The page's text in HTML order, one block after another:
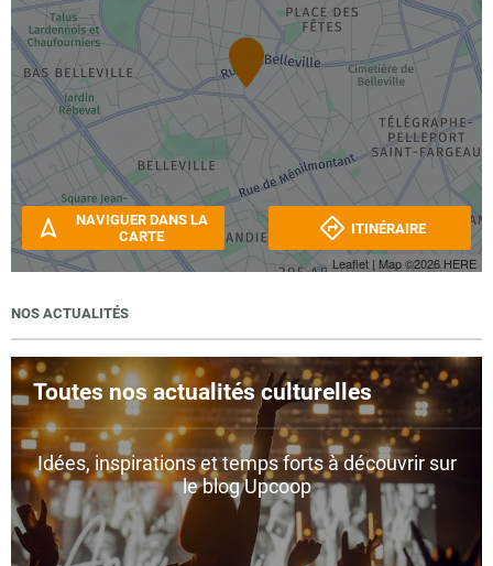
Leaflet | Map ©2026 HERE
NAVIGUER DANS LA
CARTE
ITINÉRAIRE
NOS ACTUALITÉS
Toutes nos actualités culturelles
Idées, inspirations et temps forts à découvrir sur
le blog Upcoop